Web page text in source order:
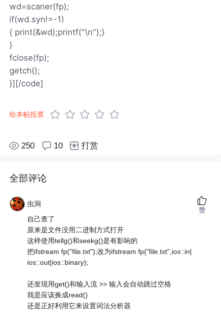
wd=scaner(fp);
if(wd.syn!=-1)
{ print(&wd);printf("\n");}
}
fclose(fp);
getch();
}][/code]
给本帖投票
250 10 打赏
全部评论
虫洞
自己查了
原来是文件没用二进制方式打开
这样使用tellg()和seekg()是有影响的
把ifstream fp("file.txt");改为ifstream fp("file.txt",ios::in|
ios::out|ios::binary);
还发现用get()和输入流 >> 输入会自动跳过空格
我是应该换成read()
还是正好利用它来设置词法分析器
赞